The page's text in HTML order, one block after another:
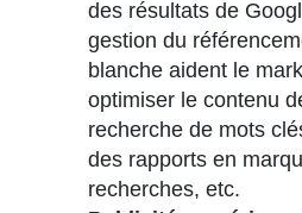
des résultats de
gestion du
blanche aident le
optimiser le contenu
recherche de mots
des rapports en
recherches, etc.